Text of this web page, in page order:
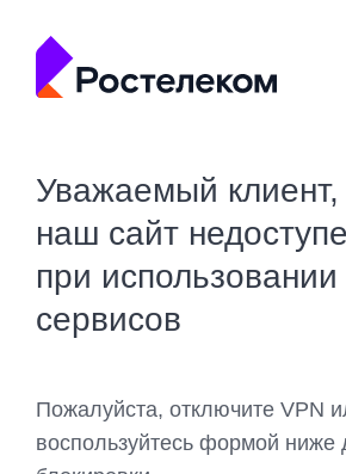
Уважаемый клиент,
наш сайт
при использовании
сервисов
Пожалуйста, отключите VPN
воспользуйтесь формой ниже